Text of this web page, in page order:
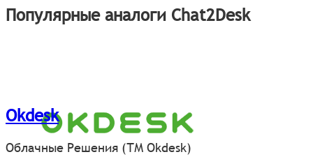
Популярные аналоги Chat2Desk
Okdesk
Облачные Решения (ТМ Okdesk)